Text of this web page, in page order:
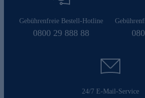
Gebührenfreie Bestell-Hotline
0800 29 888 88
24/7 E-Mail-Service